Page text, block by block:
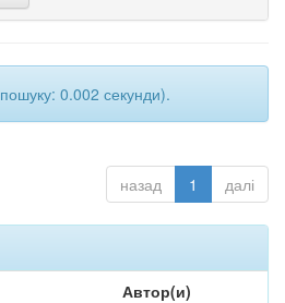
0.002 секунди).
назад 1 далі
Автор(и)